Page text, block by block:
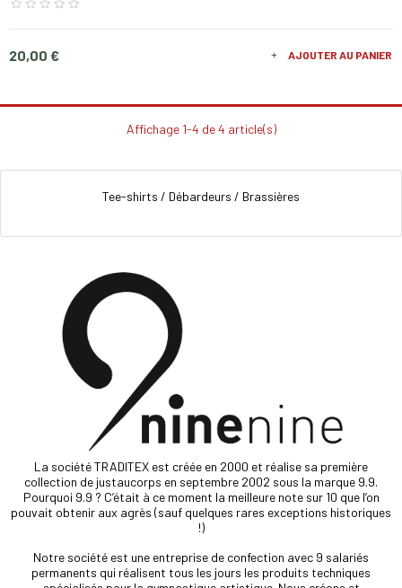
AJOUTER AU PANIER
Prix
20,00 €
Affichage 1-4 de 4 article(s)
Tee-shirts / Débardeurs / Brassières
La société TRADITEX est créée en 2000 et réalise sa première
collection de justaucorps en septembre 2002 sous la marque 9.9.
Pourquoi 9.9 ? C’était à ce moment la meilleure note sur 10 que l’on
pouvait obtenir aux agrès (sauf quelques rares exceptions historiques
!)
Notre société est une entreprise de confection avec 9 salariés
permanents qui réalisent tous les jours les produits techniques